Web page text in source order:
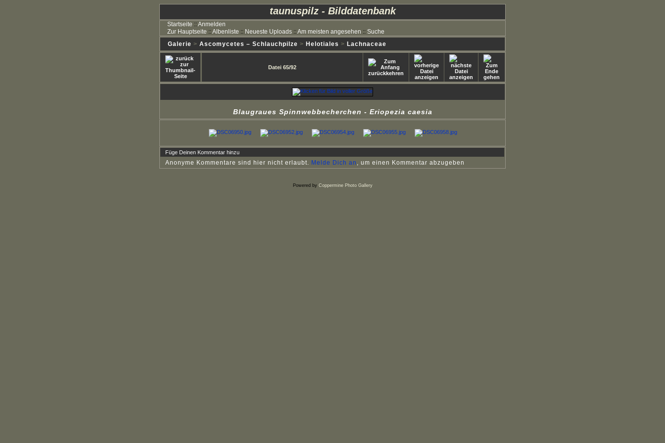
taunuspilz - Bilddatenbank
Startseite ::Anmelden
Zur Hauptseite ::Albenliste :: Neueste Uploads ::Am meisten angesehen :: Suche
Galerie > Ascomycetes – Schlauchpilze > Helotiales > Lachnaceae
Datei 65/92
Blaugraues Spinnwebbecherchen - Eriopezia caesia
Füge Deinen Kommentar hinzu
Anonyme Kommentare sind hier nicht erlaubt. Melde Dich an , um einen Kommentar abzugeben
Powered by Coppermine Photo Gallery